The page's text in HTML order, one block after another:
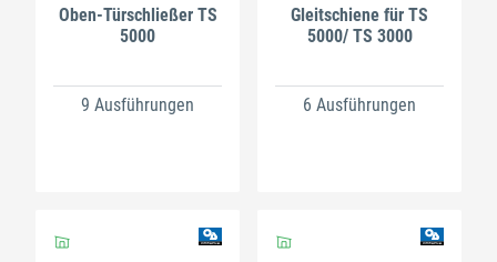
Oben-Türschließer TS
5000
9 Ausführungen
Gleitschiene für TS
5000/ TS 3000
6 Ausführungen